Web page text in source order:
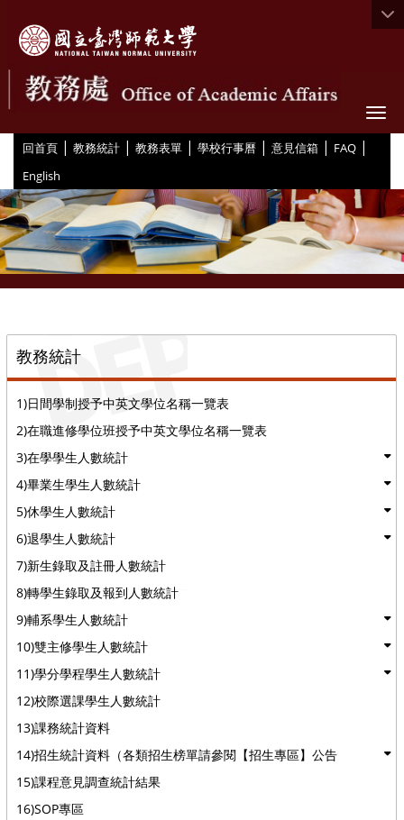
回首頁 | 教務統計 | 教務表單 | 學校行事曆 | 意見信箱 | FAQ |
English
教務統計
1)日間學制授予中英文學位名稱一覽表
2)在職進修學位班授予中英文學位名稱一覽表
3)在學學生人數統計
4)畢業生學生人數統計
5)休學生人數統計
6)退學生人數統計
7)新生錄取及註冊人數統計
8)轉學生錄取及報到人數統計
9)輔系學生人數統計
10)雙主修學生人數統計
11)學分學程學生人數統計
12)校際選課學生人數統計
13)課務統計資料
14)招生統計資料（各類招生榜單請參閱【招生專區】公告
15)課程意見調查統計結果
16)SOP專區